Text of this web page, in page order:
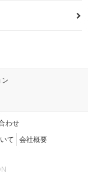
わせ
て 会社概要